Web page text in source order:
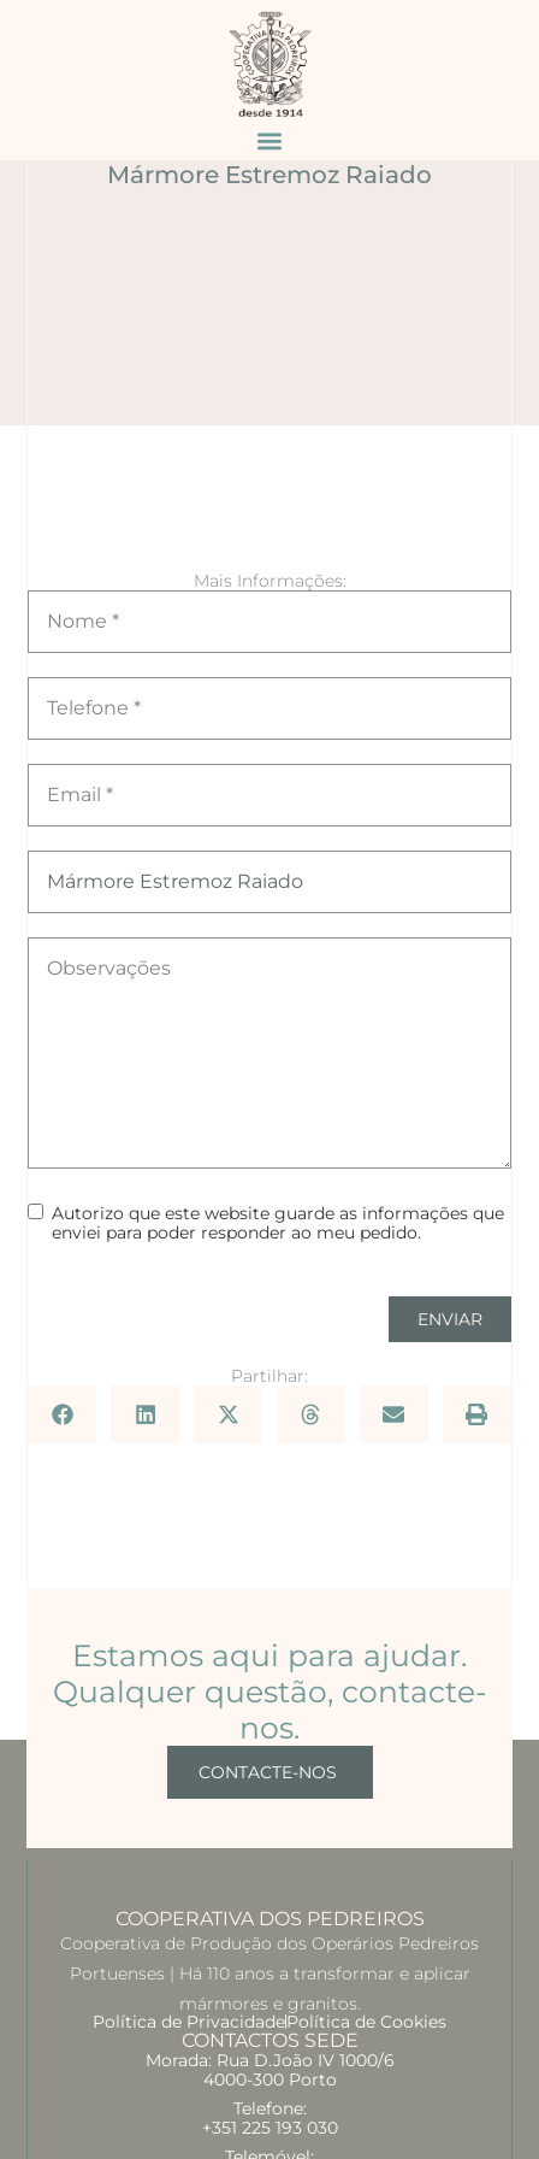
MÁRMORE
ESTREMOZ RAIADO
Produtos
Mármore Estremoz Raiado
Mais Informações:
Autorizo que este website guarde as informações que
enviei para poder responder ao meu pedido.
ENVIAR
Partilhar:
Estamos aqui para ajudar.
Qualquer questão, contacte-
nos.
CONTACTE-NOS
COOPERATIVA DOS PEDREIROS
Cooperativa de Produção dos Operários Pedreiros
Portuenses | Há 110 anos a transformar e aplicar
mármores e granitos.
Política de PrivacidadePolítica de Cookies
CONTACTOS SEDE
Morada: Rua D.João IV 1000/6
4000-300 Porto
Telefone:
+351 225 193 030